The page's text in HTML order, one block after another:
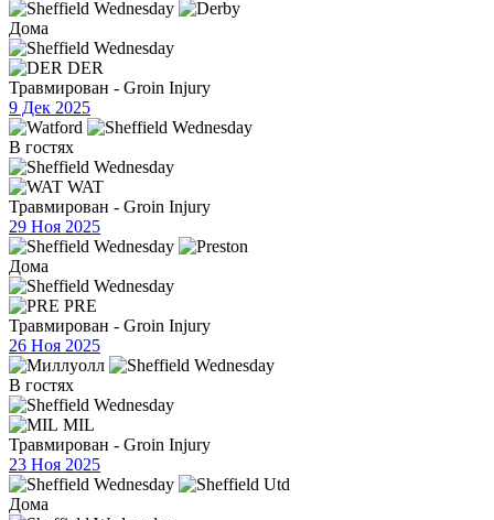
Дома
DER
Травмирован - Groin Injury
9 Дек 2025
В гостях
WAT
Травмирован - Groin Injury
29 Ноя 2025
Дома
PRE
Травмирован - Groin Injury
26 Ноя 2025
В гостях
MIL
Травмирован - Groin Injury
23 Ноя 2025
Дома